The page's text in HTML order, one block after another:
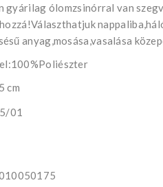
gyárilag ólomzsinórral van
anyag,mosása,vasalása
cm